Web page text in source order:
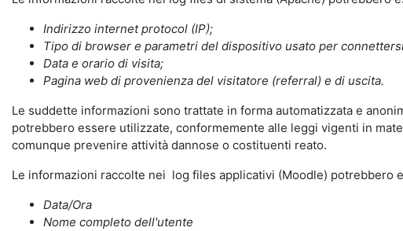
Indirizzo internet protocol (IP);
Tipo di browser e parametri del dispositivo usato per
Data e orario di visita;
Pagina web di provenienza del visitatore (referral) e di uscita.
Le suddette informazioni sono trattate in forma automatizzata e
potrebbero essere utilizzate, conformemente alle leggi vigenti in
comunque prevenire attività dannose o costituenti reato.
Le informazioni raccolte nei log files applicativi (Moodle) potrebbero
Data/Ora
Nome completo dell'utente